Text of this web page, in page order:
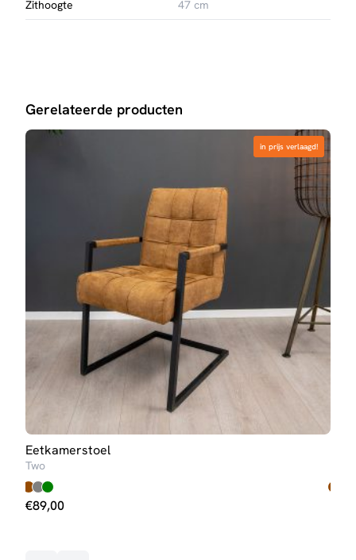
Zithoogte 47 cm
Gerelateerde producten
in prijs verlaagd!
in prijs verlaagd!
Eetkamerstoel
Two
€89,00